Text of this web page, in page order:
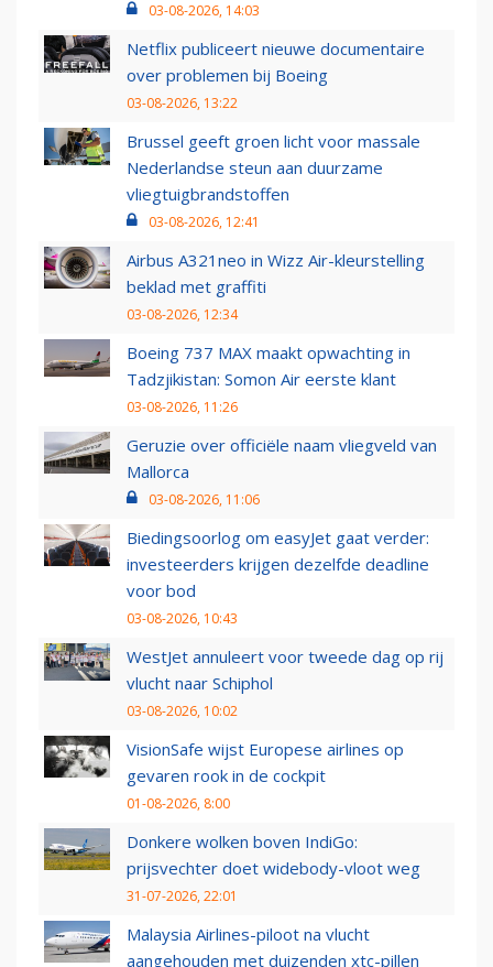
03-08-2026, 14:03
Netflix publiceert nieuwe documentaire
over problemen bij Boeing
03-08-2026, 13:22
Brussel geeft groen licht voor massale
Nederlandse steun aan duurzame
vliegtuigbrandstoffen
03-08-2026, 12:41
Airbus A321neo in Wizz Air-kleurstelling
beklad met graffiti
03-08-2026, 12:34
Boeing 737 MAX maakt opwachting in
Tadzjikistan: Somon Air eerste klant
03-08-2026, 11:26
Geruzie over officiële naam vliegveld van
Mallorca
03-08-2026, 11:06
Biedingsoorlog om easyJet gaat verder:
investeerders krijgen dezelfde deadline
voor bod
03-08-2026, 10:43
WestJet annuleert voor tweede dag op rij
vlucht naar Schiphol
03-08-2026, 10:02
VisionSafe wijst Europese airlines op
gevaren rook in de cockpit
01-08-2026, 8:00
Donkere wolken boven IndiGo:
prijsvechter doet widebody-vloot weg
31-07-2026, 22:01
Malaysia Airlines-piloot na vlucht
aangehouden met duizenden xtc-pillen